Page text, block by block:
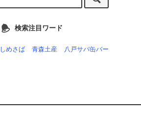
検索注目ワード
しめさば 青森土産 八戸サバ缶バー